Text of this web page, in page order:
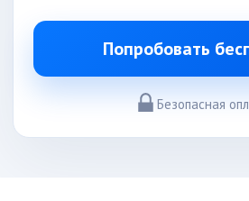
Попробовать
Безопасная